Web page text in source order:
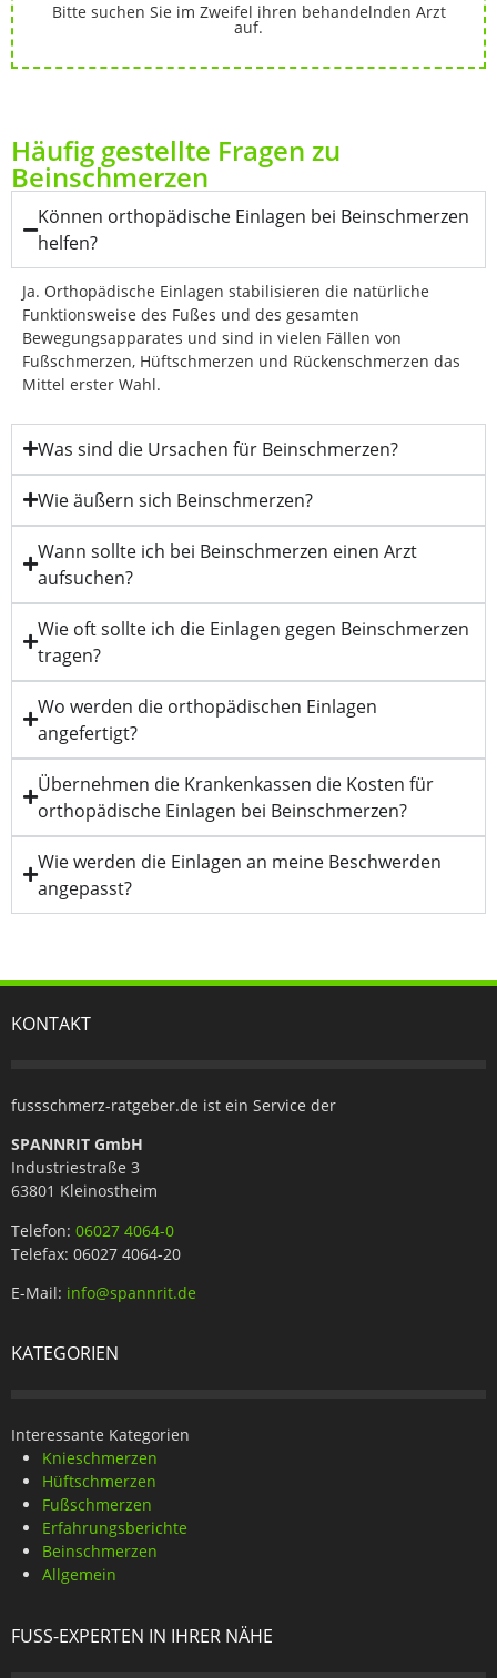
Bitte suchen Sie im Zweifel ihren behandelnden Arzt
auf.
Häufig gestellte Fragen zu
Beinschmerzen
Können orthopädische Einlagen bei Beinschmerzen
helfen?
Ja. Orthopädische Einlagen stabilisieren die natürliche
Funktionsweise des Fußes und des gesamten
Bewegungsapparates und sind in vielen Fällen von
Fußschmerzen, Hüftschmerzen und Rückenschmerzen das
Mittel erster Wahl.
Was sind die Ursachen für Beinschmerzen?
Wie äußern sich Beinschmerzen?
Wann sollte ich bei Beinschmerzen einen Arzt
aufsuchen?
Wie oft sollte ich die Einlagen gegen Beinschmerzen
tragen?
Wo werden die orthopädischen Einlagen
angefertigt?
Übernehmen die Krankenkassen die Kosten für
orthopädische Einlagen bei Beinschmerzen?
Wie werden die Einlagen an meine Beschwerden
angepasst?
KONTAKT
fussschmerz-ratgeber.de ist ein Service der
SPANNRIT GmbH
Industriestraße 3
63801 Kleinostheim
Telefon: 06027 4064-0
Telefax: 06027 4064-20
E-Mail: info@spannrit.de
KATEGORIEN
Interessante Kategorien
Knieschmerzen
Hüftschmerzen
Fußschmerzen
Erfahrungsberichte
Beinschmerzen
Allgemein
FUSS-EXPERTEN IN IHRER NÄHE